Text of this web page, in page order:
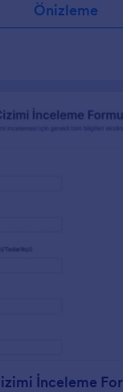
Önizleme
İnceleme